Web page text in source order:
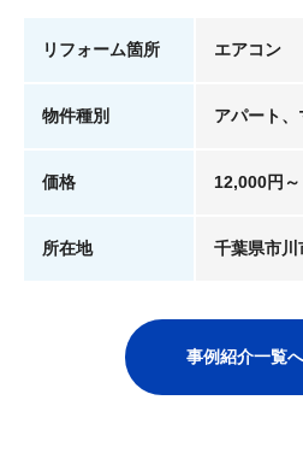
リフォーム箇所 エアコン
物件種別 アパート
価格 12,000円～
所在地 千葉県市川
事例紹介一覧